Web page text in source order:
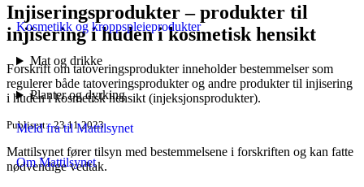
Kosmetikk og kroppspleieprodukter
Mat og drikke
Planter og dyrking
Meld fra til Mattilsynet
Om Mattilsynet
Injiseringsprodukter – produkter til
injisering i huden i kosmetisk hensikt
Forskrift om tatoveringsprodukter inneholder bestemmelser som
regulerer både tatoveringsprodukter og andre produkter til injisering
i huden i kosmetisk hensikt (injeksjonsprodukter).
Publisert 23.11.2023
Mattilsynet fører tilsyn med bestemmelsene i forskriften og kan fatte
nødvendige vedtak.